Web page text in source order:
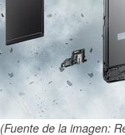
(Fuente de la imagen: